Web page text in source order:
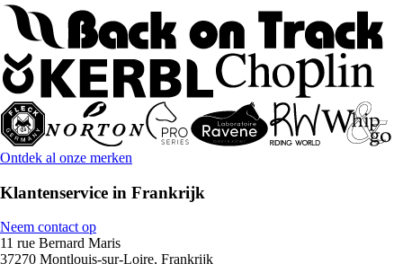
Ontdek al onze merken
Klantenservice in Frankrijk
Neem contact op
11 rue Bernard Maris
37270 Montlouis-sur-Loire, Frankrijk